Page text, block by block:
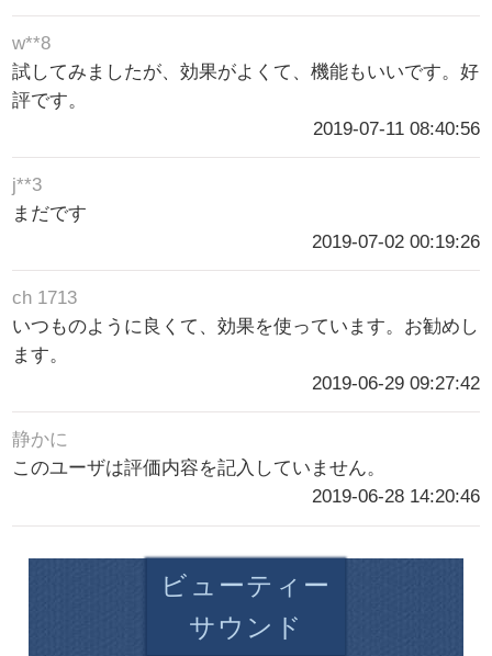
w**8
試してみましたが、効果がよくて、機能もいいです。好
評です。
2019-07-11 08:40:56
j**3
まだです
2019-07-02 00:19:26
ch 1713
いつものように良くて、効果を使っています。お勧めし
ます。
2019-06-29 09:27:42
静かに
このユーザは評価内容を記入していません。
2019-06-28 14:20:46
ビューティー
サウンド